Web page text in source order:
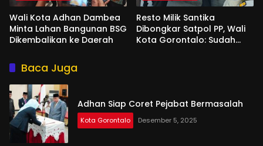
Wali Kota Adhan Dambea
Minta Lahan Bangunan BSG
Dikembalikan ke Daerah
Resto Milik Santika
Dibongkar Satpol PP, Wali
Kota Gorontalo: Sudah
Baca Juga
Adhan Siap Coret Pejabat Bermasalah
Kota Gorontalo Desember 5, 2025